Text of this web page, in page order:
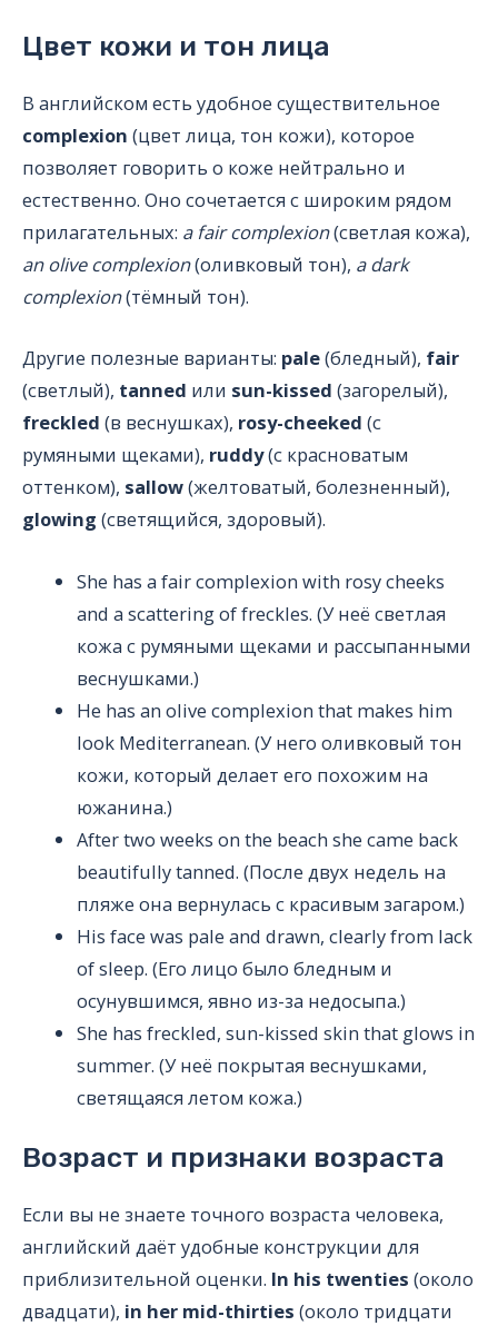
Цвет кожи и тон лица
В английском есть удобное существительное
complexion (цвет лица, тон кожи), которое
позволяет говорить о коже нейтрально и
естественно. Оно сочетается с широким рядом
прилагательных: a fair complexion(светлая кожа),
an olive complexion(оливковый тон), a dark
complexion(тёмный тон).
Другие полезные варианты: pale(бледный), fair
(светлый), tanned или sun-kissed (загорелый),
freckled (в веснушках), rosy-cheeked (с
румяными щеками), ruddy(с красноватым
оттенком), sallow(желтоватый, болезненный),
glowing (светящийся, здоровый).
She has a fair complexion with rosy cheeks
and a scattering of freckles. (У неё светлая
кожа с румяными щеками и рассыпанными
веснушками.)
He has an olive complexion that makes him
look Mediterranean. (У него оливковый тон
кожи, который делает его похожим на
южанина.)
After two weeks on the beach she came back
beautifully tanned. (После двух недель на
пляже она вернулась с красивым загаром.)
His face was pale and drawn, clearly from lack
of sleep. (Его лицо было бледным и
осунувшимся, явно из-за недосыпа.)
She has freckled, sun-kissed skin that glows in
summer. (У неё покрытая веснушками,
светящаяся летом кожа.)
Возраст и признаки возраста
Если вы не знаете точного возраста человека,
английский даёт удобные конструкции для
приблизительной оценки. In his twenties (около
двадцати), in her mid-thirties (около тридцати